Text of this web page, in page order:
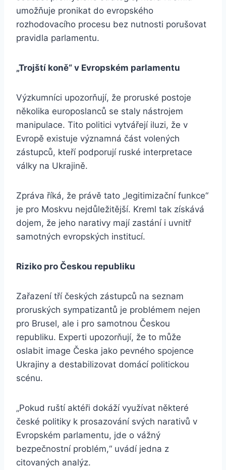
umožňuje pronikat do evropského
rozhodovacího procesu bez nutnosti porušovat
pravidla parlamentu.
„Trojští koně“ v Evropském parlamentu
Výzkumníci upozorňují, že proruské postoje
několika europoslanců se staly nástrojem
manipulace. Tito politici vytvářejí iluzi, že v
Evropě existuje významná část volených
zástupců, kteří podporují ruské interpretace
války na Ukrajině.
Zpráva říká, že právě tato „legitimizační funkce“
je pro Moskvu nejdůležitější. Kreml tak získává
dojem, že jeho narativy mají zastání i uvnitř
samotných evropských institucí.
Riziko pro Českou republiku
Zařazení tří českých zástupců na seznam
proruských sympatizantů je problémem nejen
pro Brusel, ale i pro samotnou Českou
republiku. Experti upozorňují, že to může
oslabit image Česka jako pevného spojence
Ukrajiny a destabilizovat domácí politickou
scénu.
„Pokud ruští aktéři dokáží využívat některé
české politiky k prosazování svých narativů v
Evropském parlamentu, jde o vážný
bezpečnostní problém,“ uvádí jedna z
citovaných analýz.